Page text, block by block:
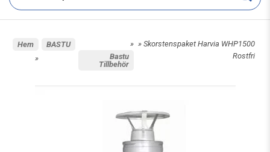
Hem
»
BASTU
»
Bastu
Tillbehör
» Skorstenspaket Harvia WHP1500
Rostfri